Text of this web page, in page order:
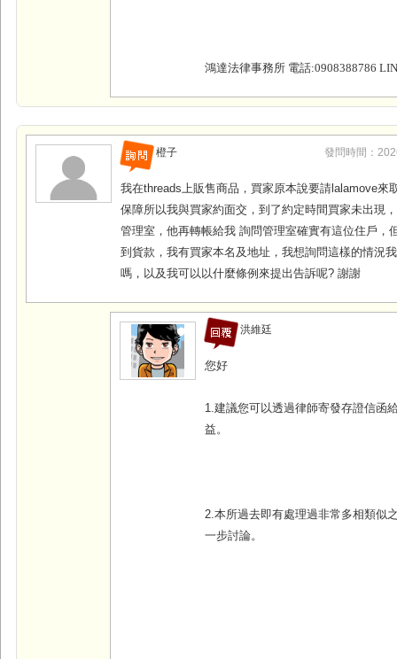
鴻達法律事務所 電話:0908388786
橙子 發問時間：
我在threads上販售商品，買家原本說要請lalamove來
保障所以我與買家約面交，到了約定時間買家未出現
管理室，他再轉帳給我 詢問管理室確實有這位住戶，
到貨款，我有買家本名及地址，我想詢問這樣的情況
嗎，以及我可以以什麼條例來提出告訴呢? 謝謝
洪維廷
您好
1.建議您可以透過律師寄發存證信函
益。
2.本所過去即有處理過非常多相類似
一步討論。